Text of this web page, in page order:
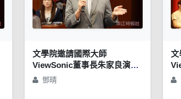
文學院邀請國際大師
ViewSonic董事長朱家良演講
「苦幹、實幹，還得用對方
鄧晴
文